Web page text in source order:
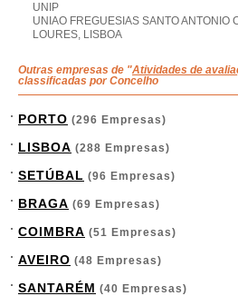
UNIP
UNIAO FREGUESIAS SANTO ANTONIO
LOURES, LISBOA
Outras empresas de "Atividades de
classificadas por Concelho
PORTO (296 Empresas)
LISBOA (288 Empresas)
SETÚBAL (96 Empresas)
BRAGA (69 Empresas)
COIMBRA (51 Empresas)
AVEIRO (48 Empresas)
SANTARÉM (40 Empresas)